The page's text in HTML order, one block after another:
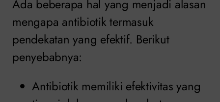
Ada beberapa hal yang menjadi alasan
mengapa antibiotik termasuk
pendekatan yang efektif. Berikut
penyebabnya:
Antibiotik memiliki efektivitas yang